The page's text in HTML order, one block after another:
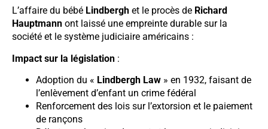
L’affaire du bébé Lindbergh et le procès de Richard
Hauptmann ont laissé une empreinte durable sur la
société et le système judiciaire américains :
Impact sur la législation :
Adoption du « Lindbergh Law » en 1932, faisant de
l’enlèvement d’enfant un crime fédéral
Renforcement des lois sur l’extorsion et le paiement
de rançons